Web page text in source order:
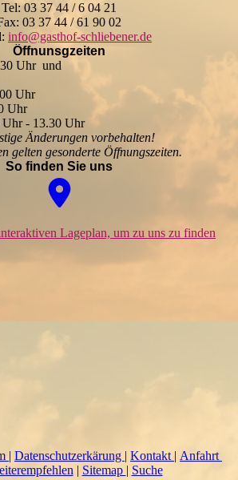
Tel: 03 37 44 / 6 04 21
03 37 44 / 61 90 02
info@gasthof-schliebener.de
Öffnunsgzeiten
Uhr und
Uhr
Uhr
Uhr - 13.30 Uhr
Änderungen vorbehalten!
gelten gesonderte Öffnungszeiten.
So finden Sie uns
La­ge­plan, um zu uns zu finden
| Datenschutzerkärung | Kontakt | Anfahrt
| Sitemap | Suche